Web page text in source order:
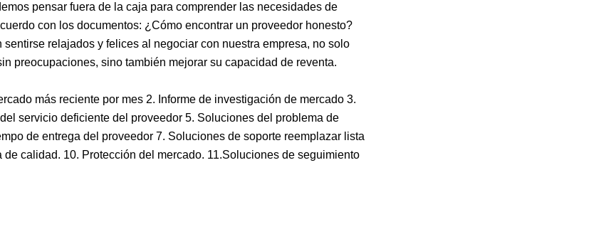
pensar fuera de la caja para comprender las necesidades de
con los documentos: ¿Cómo encontrar un proveedor honesto?
relajados y felices al negociar con nuestra empresa, no solo
preocupaciones, sino también mejorar su capacidad de reventa.
más reciente por mes 2. Informe de investigación de mercado 3.
servicio deficiente del proveedor 5. Soluciones del problema de
de entrega del proveedor 7. Soluciones de soporte reemplazar lista
calidad. 10. Protección del mercado. 11.Soluciones de seguimiento